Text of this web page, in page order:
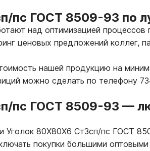
пс ГОСТ 8509-93 по
над оптимизацией
ценовых предложений коллег,
нашей продукцию на
можно сделать по телефону
пс ГОСТ 8509-93 —
Уголок 80Х80Х6 Ст3сп/пс ГОСТ
покупки большими